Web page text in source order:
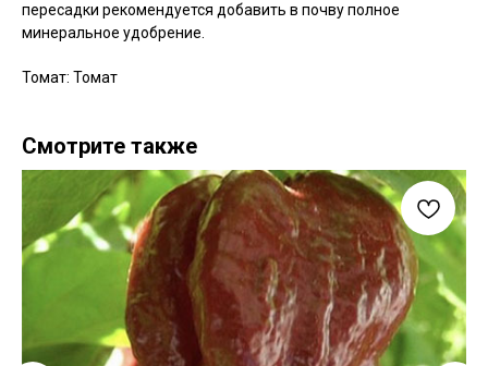
пересадки рекомендуется добавить в почву полное
минеральное удобрение.
Томат: Томат
Смотрите также